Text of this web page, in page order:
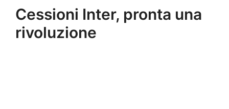
Cessioni Inter, pronta una
rivoluzione